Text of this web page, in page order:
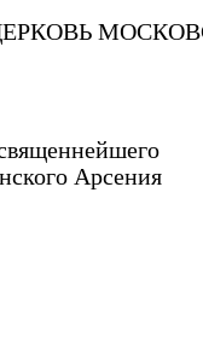
Арсения